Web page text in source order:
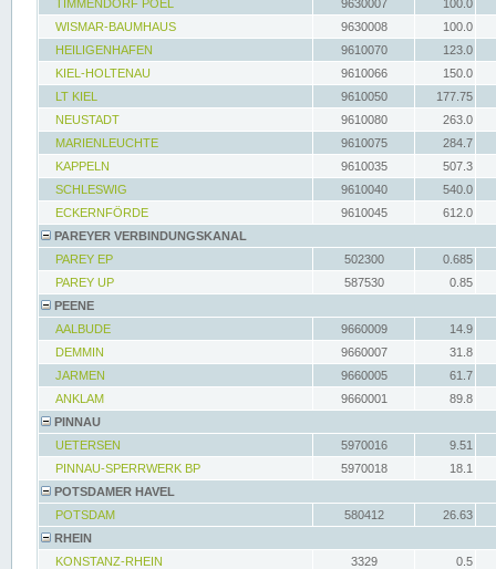
TIMMENDORF POEL
9630007
100.0
WISMAR-BAUMHAUS
9630008
100.0
HEILIGENHAFEN
9610070
123.0
KIEL-HOLTENAU
9610066
150.0
LT KIEL
9610050
177.75
NEUSTADT
9610080
263.0
MARIENLEUCHTE
9610075
284.7
KAPPELN
9610035
507.3
SCHLESWIG
9610040
540.0
ECKERNFÖRDE
9610045
612.0
PAREYER VERBINDUNGSKANAL
PAREY EP
502300
0.685
PAREY UP
587530
0.85
PEENE
AALBUDE
9660009
14.9
DEMMIN
9660007
31.8
JARMEN
9660005
61.7
ANKLAM
9660001
89.8
PINNAU
UETERSEN
5970016
9.51
PINNAU-SPERRWERK BP
5970018
18.1
POTSDAMER HAVEL
POTSDAM
580412
26.63
RHEIN
KONSTANZ-RHEIN
3329
0.5